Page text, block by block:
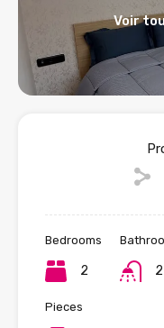
Voir
Bedrooms
2 2
Pieces